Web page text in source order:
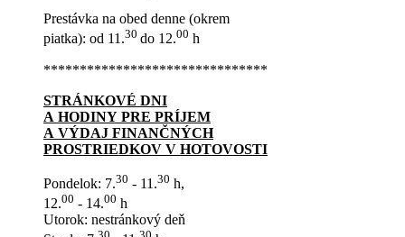
Prestávka na obed denne (okrem
piatka): od 11.30 do 12.00 h
*******************************
STRÁNKOVÉ DNI
A HODINY PRE PRÍJEM
A VÝDAJ FINANČNÝCH
PROSTRIEDKOV V HOTOVOSTI
Pondelok: 7.30 - 11.30 h,
12.00 - 14.00 h
Utorok: nestránkový deň